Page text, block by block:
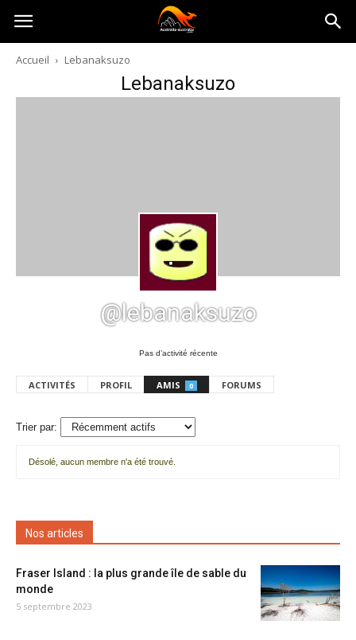
Australia-
australie.com
Accueil Lebanaksuzo
Lebanaksuzo
@lebanaksuzo
Pas d’activité récente
ACTIVITÉS PROFIL AMIS 0 FORUMS
Trier par:
amis
Désolé, aucun membre n'a été trouvé.
Nos articles
Fraser Island : la plus grande île de sable du
monde
5 septembre 2023